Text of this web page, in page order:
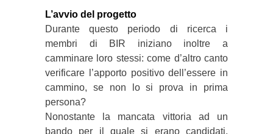
L’avvio del progetto
Durante questo periodo di ricerca i
membri di BIR iniziano inoltre a
camminare loro stessi: come d’altro canto
verificare l’apporto positivo dell’essere in
cammino, se non lo si prova in prima
persona?
Nonostante la mancata vittoria ad un
bando per il quale si erano candidati,